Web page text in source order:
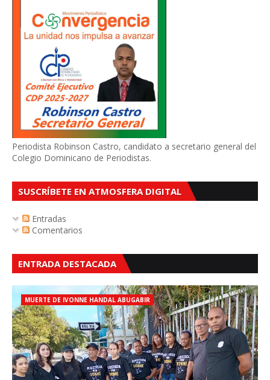
Periodista Robinson Castro, candidato a secretario general del
Colegio Dominicano de Periodistas.
SUSCRÍBETE EN ATMOSFERA DIGITAL
Entradas
Comentarios
ENTRADA DESTACADA
MUERTE DE IVONNE HANDAL ABUGABIR